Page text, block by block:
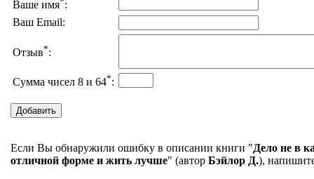
Ваше имя :
Ваш Email:
Отзыв*:
Сумма чисел 8 и 64*:
Если Вы обнаружили ошибку в описании книги "Дело не в
отличной форме и жить лучше" (автор Бэйлор Д.),